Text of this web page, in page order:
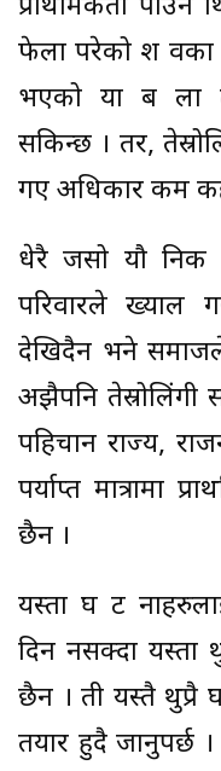
प्राथमिकता पाउने
फेला परेको श वका
भएको या ब ला
सकिन्छ । तर,
गए अधिकार कर्मी
धेरै जसो यौ
परिवारले ख्याल
देखिदैन भने समाजले
अझैपनि तेस्रोलिंगी
पहिचान राज्य,
पर्याप्त मात्रामा
छैन ।
यस्ता घ ट
दिन नसक्दा यस्ता
छैन । ती यस्तै थुप्रै
तयार हुदै जानुपर्छ